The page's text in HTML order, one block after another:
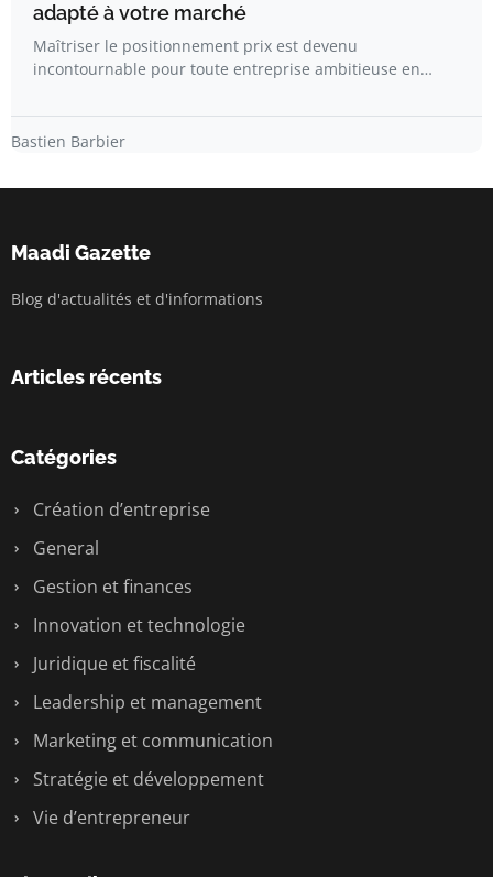
adapté à votre marché
Maîtriser le positionnement prix est devenu
incontournable pour toute entreprise ambitieuse en…
Bastien Barbier
Maadi Gazette
Blog d'actualités et d'informations
Articles récents
Catégories
Création d’entreprise
General
Gestion et finances
Innovation et technologie
Juridique et fiscalité
Leadership et management
Marketing et communication
Stratégie et développement
Vie d’entrepreneur